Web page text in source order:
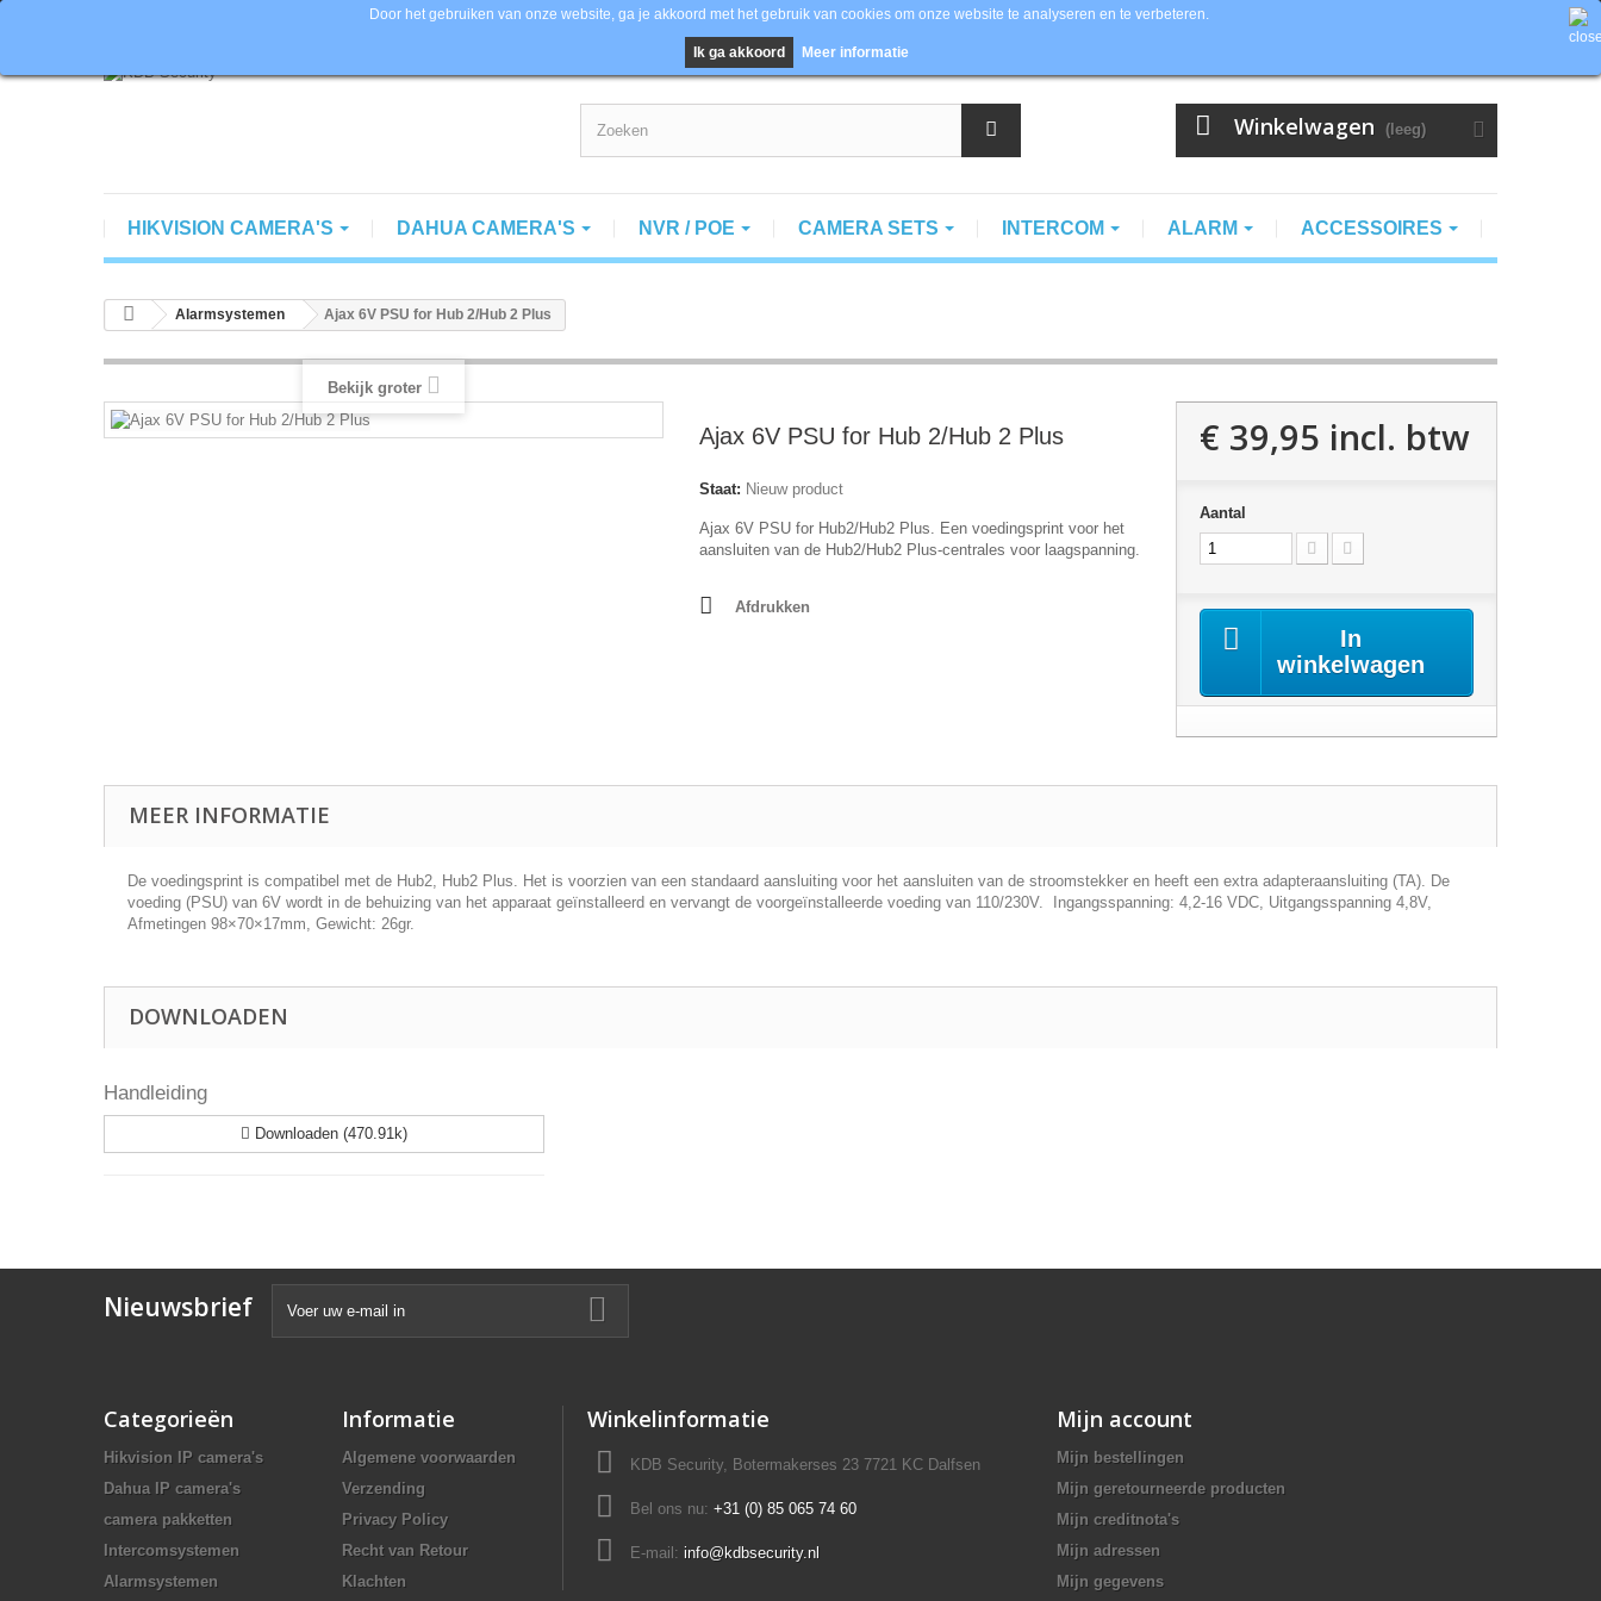
Contacteer ons
+ 31 (0) 85 065 74 60 | Official Partner Hikvision, Dahua en Axis
Winkelwagen (leeg)
Door het gebruiken van onze website, ga je akkoord met het gebruik van cookies om onze website te analyseren en te verbeteren.
Ik ga akkoord Meer informatie
HIKVISION CAMERA'S DAHUA CAMERA'S NVR / POE CAMERA SETS INTERCOM ALARM ACCESSOIRES
Alarmsystemen Ajax 6V PSU for Hub 2/Hub 2 Plus
Bekijk groter
Ajax 6V PSU for Hub 2/Hub 2 Plus
Staat: Nieuw product
Ajax 6V PSU for Hub2/Hub2 Plus. Een voedingsprint voor het
aansluiten van de Hub2/Hub2 Plus-centrales voor laagspanning.
Afdrukken
€ 39,95 incl. btw
Aantal
In
winkelwagen
MEER INFORMATIE
De voedingsprint is compatibel met de Hub2, Hub2 Plus. Het is voorzien van een standaard aansluiting voor het aansluiten van de stroomstekker en heeft een extra adapteraansluiting (TA). De
voeding (PSU) van 6V wordt in de behuizing van het apparaat geïnstalleerd en vervangt de voorgeïnstalleerde voeding van 110/230V. Ingangsspanning: 4,2-16 VDC, Uitgangsspanning 4,8V,
Afmetingen 98×70×17mm, Gewicht: 26gr.
DOWNLOADEN
Handleiding
Downloaden (470.91k)
Nieuwsbrief
Categorieën
Hikvision IP camera's
Dahua IP camera's
camera pakketten
Intercomsystemen
Alarmsystemen
Informatie
Algemene voorwaarden
Verzending
Privacy Policy
Recht van Retour
Klachten
Winkelinformatie
KDB Security, Botermakerses 23 7721 KC Dalfsen
Bel ons nu: +31 (0) 85 065 74 60
E-mail: info@kdbsecurity.nl
Mijn account
Mijn bestellingen
Mijn geretourneerde producten
Mijn creditnota's
Mijn adressen
Mijn gegevens